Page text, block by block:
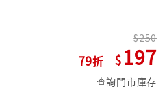
79
250
197
查詢門市庫存